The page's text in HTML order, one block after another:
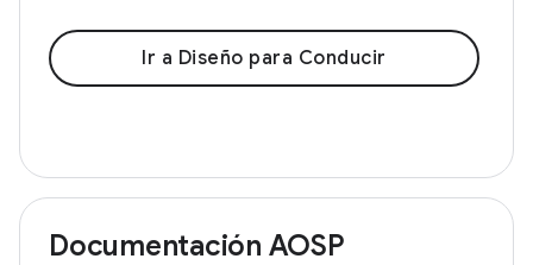
Ir a Diseño para Conducir
Documentación AOSP